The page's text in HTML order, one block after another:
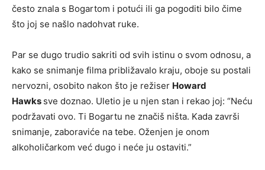
često znala s Bogartom i potući ili ga pogoditi bilo čime
što joj se našlo nadohvat ruke.
Par se dugo trudio sakriti od svih istinu o svom odnosu, a
kako se snimanje filma približavalo kraju, oboje su postali
nervozni, osobito nakon što je režiser Howard
Hawks sve doznao. Uletio je u njen stan i rekao joj: “Neću
podržavati ovo. Ti Bogartu ne značiš ništa. Kada završi
snimanje, zaboraviće na tebe. Oženjen je onom
alkoholičarkom već dugo i neće ju ostaviti.”